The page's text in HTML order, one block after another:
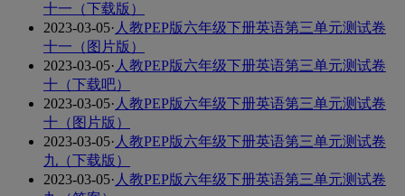
十一（下载版）
2023-03-05· 人教PEP版六年级下册英语第三单元测试卷
十一（图片版）
2023-03-05· 人教PEP版六年级下册英语第三单元测试卷
十（下载吧）
2023-03-05· 人教PEP版六年级下册英语第三单元测试卷
十（图片版）
2023-03-05· 人教PEP版六年级下册英语第三单元测试卷
九（下载版）
2023-03-05· 人教PEP版六年级下册英语第三单元测试卷